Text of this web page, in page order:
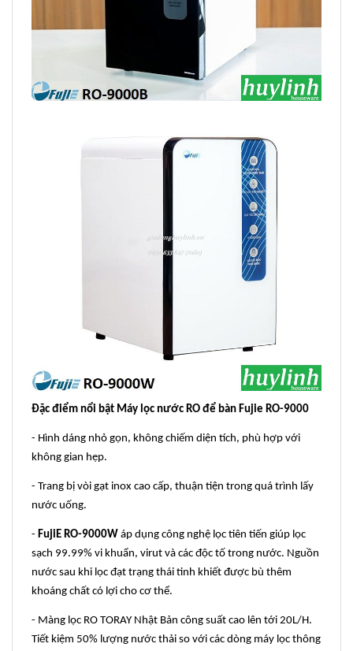
Đặc điểm nổi bật Máy lọc nước RO để bàn Fujie RO-9000
- Hình dáng nhỏ gọn, không chiếm diện tích, phù hợp với
không gian hẹp.
- Trang bị vòi gạt inox cao cấp, thuận tiện trong quá trình lấy
nước uống.
- FujiE RO-9000W áp dụng công nghệ lọc tiên tiến giúp lọc
sạch 99.99% vi khuẩn, virut và các độc tố trong nước. Nguồn
nước sau khi lọc đạt trạng thái tinh khiết được bù thêm
khoáng chất có lợi cho cơ thể.
- Màng lọc RO TORAY Nhật Bản công suất cao lên tới 20L/H.
Tiết kiệm 50% lượng nước thải so với các dòng máy lọc thông